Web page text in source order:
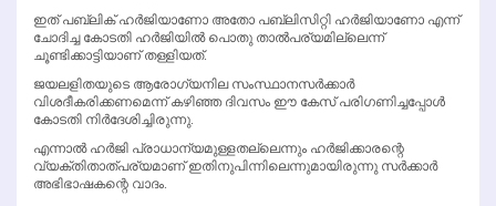
ഇത് പബ്ലിക് ഹര്‍ജിയാണോ അതോ പബ്ലിസിറ്റി ഹര്‍ജിയാണോ എന്ന്
ചോദിച്ച കോടതി ഹര്‍ജിയില്‍ പൊതു താല്‍പര്യമില്ലെന്ന്
ചൂണ്ടിക്കാട്ടിയാണ് തള്ളിയത്.
ജയലളിതയുടെ ആരോഗ്യനില സംസ്ഥാനസര്‍ക്കാര്‍
വിശദീകരിക്കണമെന്ന് കഴിഞ്ഞ ദിവസം ഈ കേസ് പരിഗണിച്ചപ്പോള്‍
കോടതി നിര്‍ദേശിച്ചിരുന്നു.
എന്നാല്‍ ഹര്‍ജി പ്രാധാന്യമുള്ളതല്ലെന്നും ഹര്‍ജിക്കാരന്റെ
വ്യക്തിതാത്പര്യമാണ് ഇതിനുപിന്നിലെന്നുമായിരുന്നു സര്‍ക്കാര്‍
അഭിഭാഷകന്റെ വാദം.